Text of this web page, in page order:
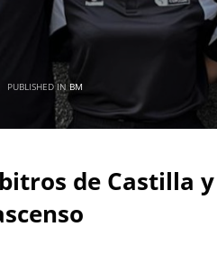
PUBLISHED IN BM
de Castilla